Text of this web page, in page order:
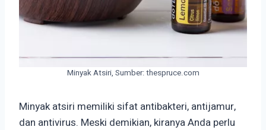
Minyak Atsiri, Sumber: thespruce.com
Minyak atsiri memiliki sifat antibakteri, antijamur,
dan antivirus. Meski demikian, kiranya Anda perlu